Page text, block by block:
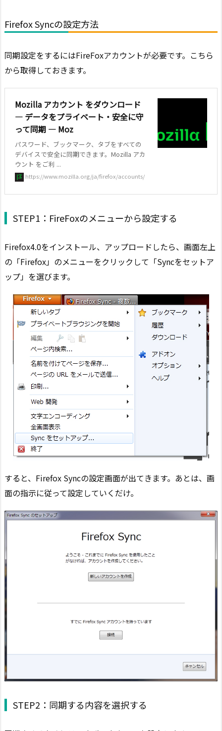
Firefox Syncの設定方法
同期設定をするにはFireFoxアカウントが必要です。こちら
から取得しておきます。
Mozilla アカウント をダウンロード
— データをプライベート・安全に守
って同期 — Moz
パスワード、ブックマーク、タブをすべての
デバイスで安全に同期できます。Mozilla アカ
ウント をご利 ...
https://www.mozilla.org/ja/firefox/accounts/
STEP1：FireFoxのメニューから設定する
Firefox4.0をインストール、アップロードしたら、画面左上
の「Firefox」のメニューをクリックして「Syncをセットア
ップ」を選びます。
すると、Firefox Syncの設定画面が出てきます。あとは、画
面の指示に従って設定していくだけ。
STEP2：同期する内容を選択する